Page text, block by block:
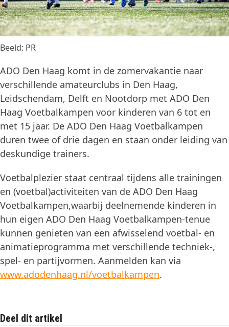
Beeld: PR
ADO Den Haag komt in de zomervakantie naar
verschillende amateurclubs in Den Haag,
Leidschendam, Delft en Nootdorp met ADO Den
Haag Voetbalkampen voor kinderen van 6 tot en
met 15 jaar. De ADO Den Haag Voetbalkampen
duren twee of drie dagen en staan onder leiding van
deskundige trainers.
Voetbalplezier staat centraal tijdens alle trainingen
en (voetbal)activiteiten van de ADO Den Haag
Voetbalkampen,waarbij deelnemende kinderen in
hun eigen ADO Den Haag Voetbalkampen-tenue
kunnen genieten van een afwisselend voetbal- en
animatieprogramma met verschillende techniek-,
spel- en partijvormen. Aanmelden kan via
www.adodenhaag.nl/voetbalkampen.
Deel dit artikel